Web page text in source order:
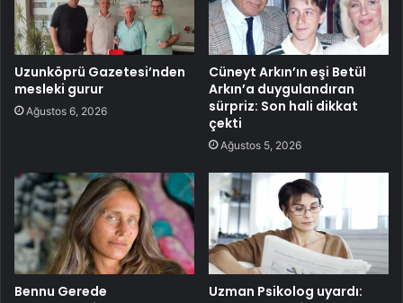
Uzunköprü Gazetesi’nden
mesleki gurur
Ağustos 6, 2026
Cüneyt Arkın’ın eşi Betül
Arkın’a duygulandıran
sürpriz: Son hali dikkat
çekti
Ağustos 5, 2026
Bennu Gerede
Uzman Psikolog uyardı: